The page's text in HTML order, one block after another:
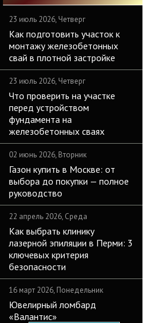
23 июль 2026, Четверг
Как подготовить участок к
монтажу железобетонных
свай в плотной застройке
23 июль 2026, Четверг
Что проверить на участке
перед устройством
фундамента на
железобетонных сваях
02 июнь 2026, Вторник
Газон купить в Москве: от
выбора до покупки — полное
руководство
22 апрель 2026, Среда
Как выбрать клинику
лазерной эпиляции в Перми: 3
ключевых критерия
безопасности
16 март 2026, Понедельник
Ювелирный ломбард
«Валантис»